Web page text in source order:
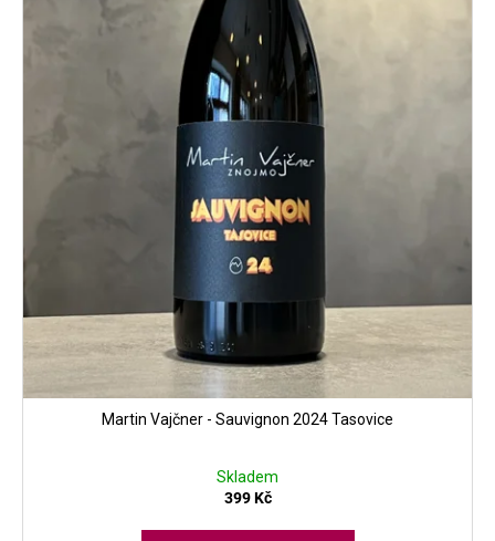
Martin Vajčner - Sauvignon 2024 Tasovice
Skladem
399 Kč